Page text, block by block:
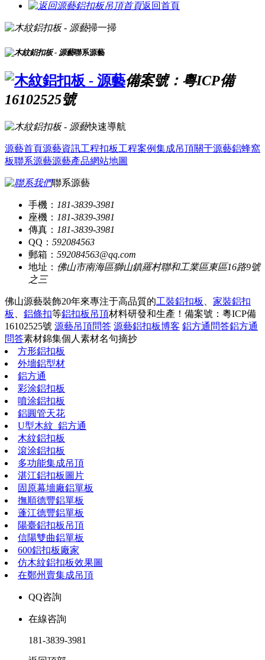
返回首頁
掃一掃
聯系源藝
備案號：粵ICP備
16102525號
快速導航
源藝首頁源藝資訊工程扣板工程案例集成吊頂關于源藝鋁蜂窩
板聯系源藝源藝產品網站地圖
聯系源藝
手機： 181-3839-3981
座機： 181-3839-3981
傳真： 181-3839-3981
QQ： 592084563
郵箱： 592084563@qq.com
地址： 佛山市南海區獅山鎮羅村聯和工業區東區16路9號
之三
佛山源藝裝飾20年來專注于高品質的工裝鋁扣板
家裝鋁扣
板
鋁條扣等鋁扣板吊頂材料研發和生產！ 備案號：粵ICP備
16102525號 源藝吊頂問答 源藝鋁扣板博客 鋁方通問答鋁方通
問答素材錦集個人素材名句摘抄
方形鋁扣板
外墻鋁型材
鋁方通
彩涂鋁扣板
噴涂鋁扣板
鋁圓管天花
U型木紋_鋁方通
木紋鋁扣板
滾涂鋁扣板
多功能集成吊頂
湛江鋁扣板圖片
固原幕墻廠鋁單板
撫順德豐鋁單板
蓬江德豐鋁單板
陽臺鋁扣板吊頂
信陽雙曲鋁單板
600鋁扣板廠家
仿木紋鋁扣板效果圖
在鄭州賣集成吊頂
QQ咨詢
在線咨詢
181-3839-3981